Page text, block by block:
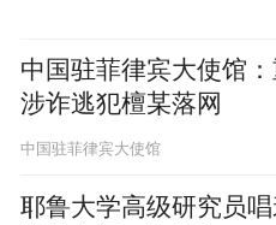
中国驻菲律宾大使馆
涉诈逃犯檀某落网
中国驻菲律宾大使馆
耶鲁大学高级研究员